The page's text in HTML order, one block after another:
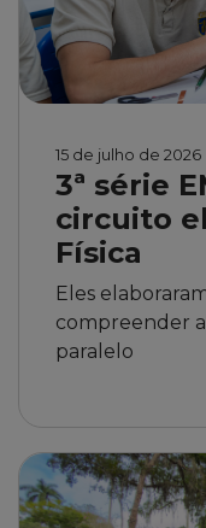
15 de julho de 2026
3ª série
circuito
Física
Eles
compreender
paralelo